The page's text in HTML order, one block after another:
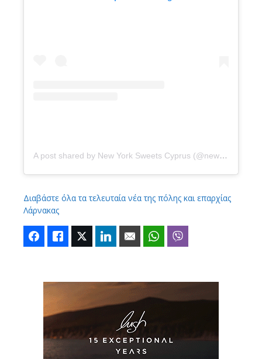
A post shared by New York Sweets Cyprus (@newyorksweetscyprus)
Διαβάστε όλα τα τελευταία νέα της πόλης και επαρχίας
Λάρνακας
FacebookLike Twitter LinkedIn Email WhatsApp